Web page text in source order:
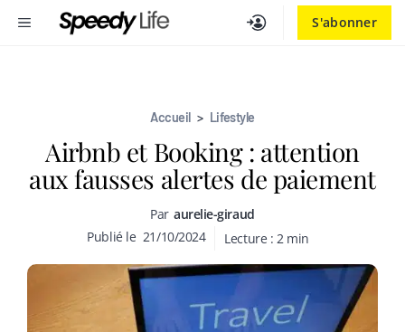
S'abonner
MENU
Accueil > Lifestyle
Airbnb et Booking : attention
aux fausses alertes de paiement
Par aurelie-giraud
Publié le 21/10/2024 Lecture : 2 min